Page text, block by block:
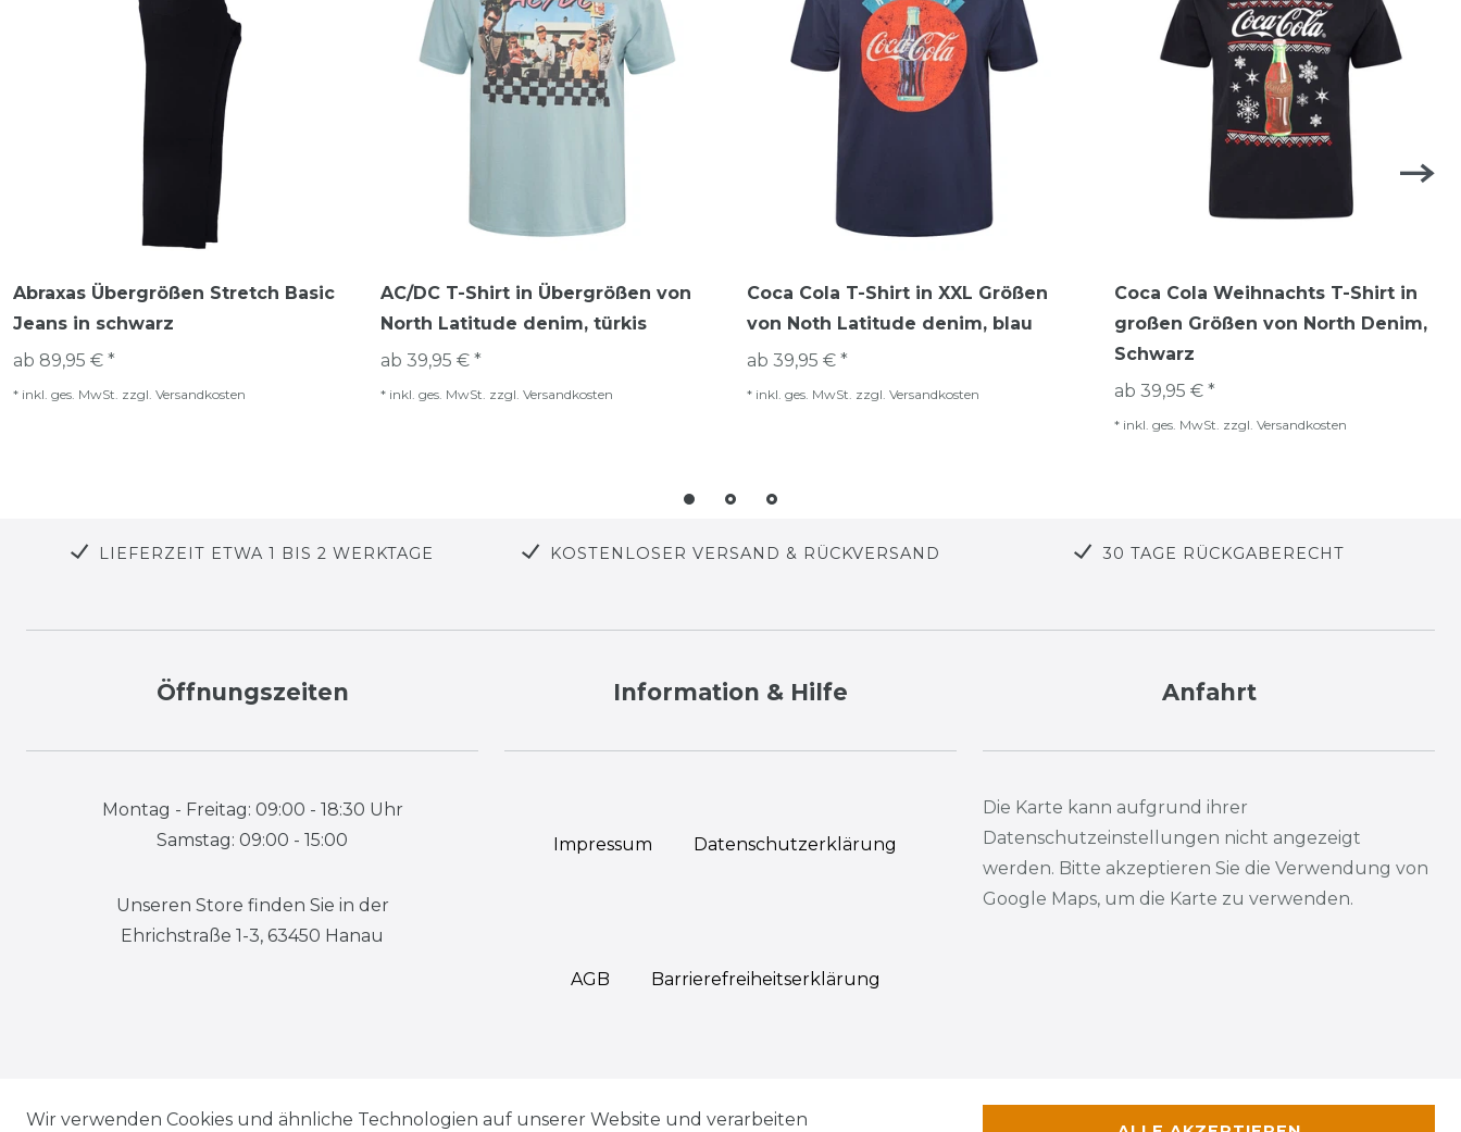
Abraxas Übergrößen Stretch Basic
Jeans in schwarz
ab 89,95 € *
* inkl. ges. MwSt. zzgl. Versandkosten
AC/DC T-Shirt in Übergrößen von
North Latitude denim, türkis
ab 39,95 € *
* inkl. ges. MwSt. zzgl. Versandkosten
Coca Cola T-Shirt in XXL Größen
von Noth Latitude denim, blau
ab 39,95 € *
* inkl. ges. MwSt. zzgl. Versandkosten
Coca Cola Weihnachts T-Shirt in
großen Größen von North Denim,
Schwarz
ab 39,95 € *
* inkl. ges. MwSt. zzgl. Versandkosten
Wir verwenden Cookies und ähnliche Technologien auf unserer Website und verarbeiten
LIEFERZEIT ETWA 1 BIS 2 WERKTAGE KOSTENLOSER VERSAND & RÜCKVERSAND 30 TAGE RÜCKGABERECHT
Öffnungszeiten
Montag - Freitag: 09:00 - 18:30 Uhr
Samstag: 09:00 - 15:00
Unseren Store finden Sie in der
Ehrichstraße 1-3, 63450 Hanau
Information & Hilfe
Impressum Daten­schutz­erklärung
AGB Barrierefreiheitserklärung
Widerrufs­recht
Anfahrt
Die Karte kann aufgrund ihrer
Datenschutzeinstellungen nicht angezeigt
werden. Bitte akzeptieren Sie die Verwendung von
Google Maps, um die Karte zu verwenden.